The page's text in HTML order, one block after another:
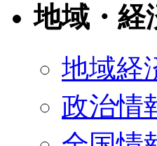
地域・経
地域経
政治情